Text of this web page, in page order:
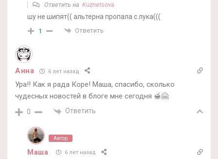
Ответить на Kuznetsova
шу не шипят(( альтерна пропала с лука(((
1 Ответить
Анна 6 лет назад
Ура!! Как я рада Коре! Маша, спасибо, сколько
чудесных новостей в блоге мне сегодня 🍯🤗
0 Ответить
Автор
Маша 6 лет назад